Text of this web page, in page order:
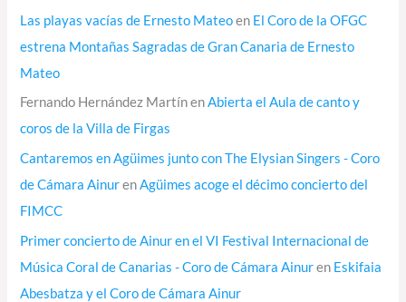
Las playas vacías de Ernesto Mateoen El Coro de la OFGC
estrena Montañas Sagradas de Gran Canaria de Ernesto
Mateo
Fernando Hernández MartínenAbierta el Aula de canto y
coros de la Villa de Firgas
Cantaremos en Agüimes junto con The Elysian Singers - Coro
de Cámara AinurenAgüimes acoge el décimo concierto del
FIMCC
Primer concierto de Ainur en el VI Festival Internacional de
Música Coral de Canarias - Coro de Cámara Ainuren Eskifaia
Abesbatza y el Coro de Cámara Ainur